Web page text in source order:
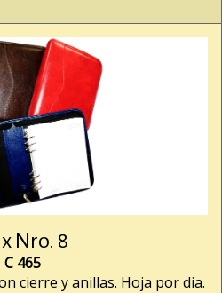
Nro. 8
C 465
cierre y anillas. Hoja por dia.